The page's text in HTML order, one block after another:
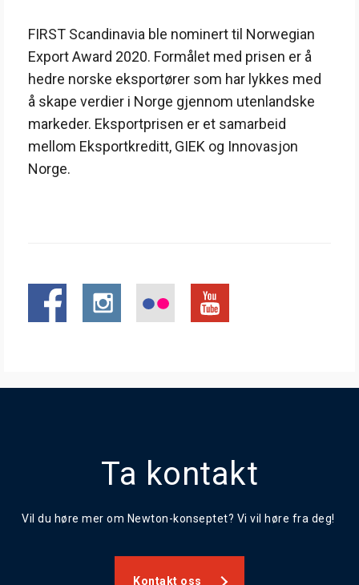
FIRST Scandinavia ble nominert til Norwegian
Export Award 2020. Formålet med prisen er å
hedre norske eksportører som har lykkes med
å skape verdier i Norge gjennom utenlandske
markeder. Eksportprisen er et samarbeid
mellom Eksportkreditt, GIEK og Innovasjon
Norge.
Ta kontakt
Vil du høre mer om Newton-konseptet? Vi vil høre fra deg!
Kontakt oss